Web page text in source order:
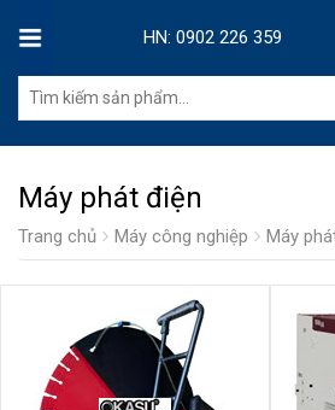
HN: 0902 226 359
Máy phát điện
Trang chủ Máy công nghiệp Máy